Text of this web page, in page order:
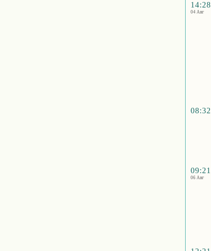
14:28
04 Авг
08:32
09:21
06 Авг